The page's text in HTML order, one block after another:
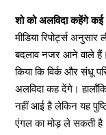
शो को अलविदा कहेंगे कई
मीडिया रिपोर्ट्स
बदलाव नजर आने वाले हैं।
किया कि विर्क और संधू
अलविदा कह देंगे।
नहीं आई है लेकिन यह
एंगल का मोड़ ले सकती